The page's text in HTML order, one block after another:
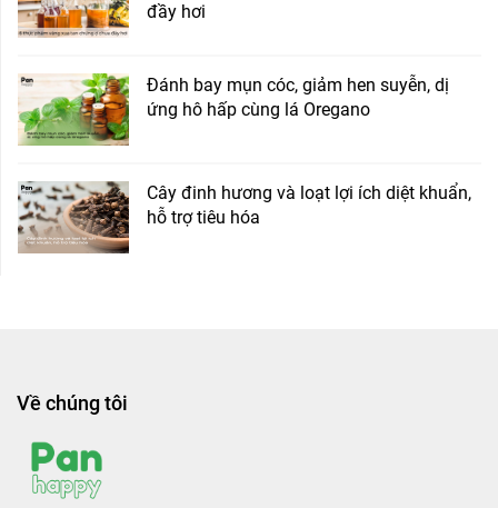
đầy hơi
Đánh bay mụn cóc, giảm hen suyễn, dị
ứng hô hấp cùng lá Oregano
Cây đinh hương và loạt lợi ích diệt khuẩn,
hỗ trợ tiêu hóa
Về chúng tôi